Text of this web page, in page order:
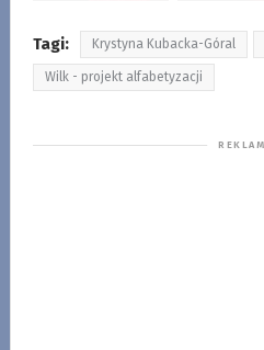
Tagi: Krystyna Kubacka-Góral
Wilk - projekt alfabetyzacji